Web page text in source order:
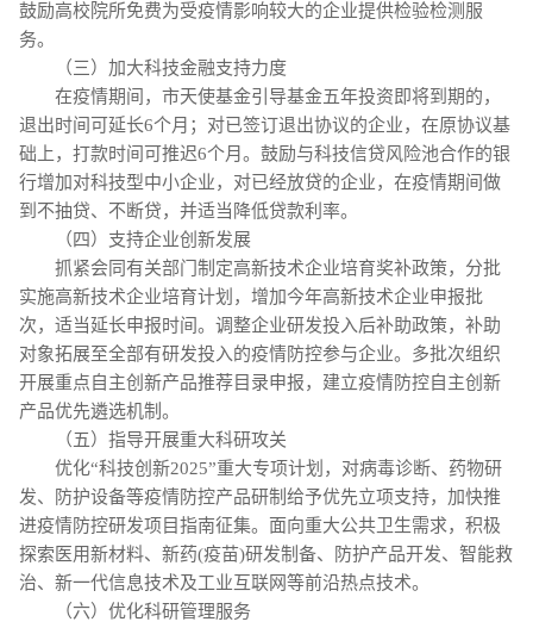
鼓励高校院所免费为受疫情影响较大的企业提供检验检测服
务。
（三）加大科技金融支持力度
在疫情期间，市天使基金引导基金五年投资即将到期的，
退出时间可延长6个月；对已签订退出协议的企业，在原协议基
础上，打款时间可推迟6个月。鼓励与科技信贷风险池合作的银
行增加对科技型中小企业，对已经放贷的企业，在疫情期间做
到不抽贷、不断贷，并适当降低贷款利率。
（四）支持企业创新发展
抓紧会同有关部门制定高新技术企业培育奖补政策，分批
实施高新技术企业培育计划，增加今年高新技术企业申报批
次，适当延长申报时间。调整企业研发投入后补助政策，补助
对象拓展至全部有研发投入的疫情防控参与企业。多批次组织
开展重点自主创新产品推荐目录申报，建立疫情防控自主创新
产品优先遴选机制。
（五）指导开展重大科研攻关
优化“科技创新2025”重大专项计划，对病毒诊断、药物研
发、防护设备等疫情防控产品研制给予优先立项支持，加快推
进疫情防控研发项目指南征集。面向重大公共卫生需求，积极
探索医用新材料、新药(疫苗)研发制备、防护产品开发、智能救
治、新一代信息技术及工业互联网等前沿热点技术。
（六）优化科研管理服务